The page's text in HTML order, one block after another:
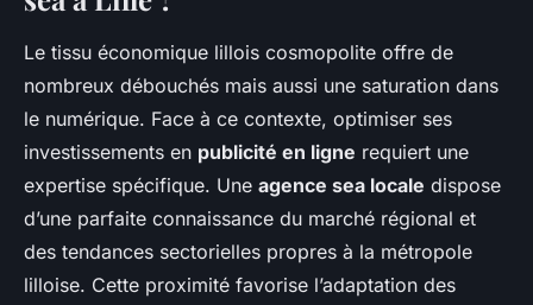
Le tissu économique lillois cosmopolite offre de
nombreux débouchés mais aussi une saturation dans
le numérique. Face à ce contexte, optimiser ses
investissements en publicité en ligne requiert une
expertise spécifique. Une agence sea locale dispose
d’une parfaite connaissance du marché régional et
des tendances sectorielles propres à la métropole
lilloise. Cette proximité favorise l’adaptation des